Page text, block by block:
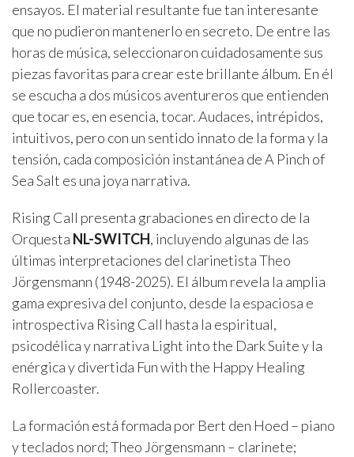
ensayos. El material resultante fue tan interesante
que no pudieron mantenerlo en secreto. De entre las
horas de música, seleccionaron cuidadosamente sus
piezas favoritas para crear este brillante álbum. En él
se escucha a dos músicos aventureros que entienden
que tocar es, en esencia, tocar. Audaces, intrépidos,
intuitivos, pero con un sentido innato de la forma y la
tensión, cada composición instantánea de A Pinch of
Sea Salt es una joya narrativa.
Rising Call presenta grabaciones en directo de la
Orquesta NL-SWITCH, incluyendo algunas de las
últimas interpretaciones del clarinetista Theo
Jörgensmann (1948-2025). El álbum revela la amplia
gama expresiva del conjunto, desde la espaciosa e
introspectiva Rising Call hasta la espiritual,
psicodélica y narrativa Light into the Dark Suite y la
enérgica y divertida Fun with the Happy Healing
Rollercoaster.
La formación está formada por Bert den Hoed – piano
y teclados nord; Theo Jörgensmann – clarinete;